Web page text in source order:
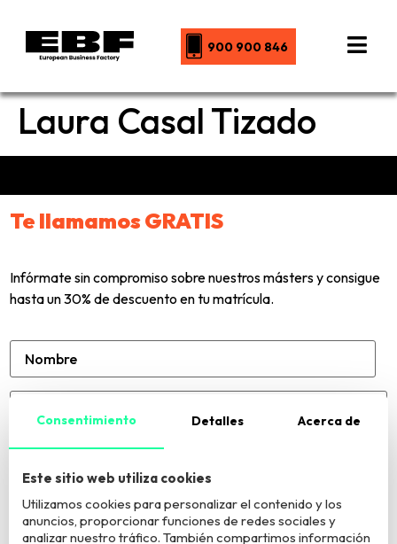
900 900 846
Laura Casal Tizado
Te llamamos GRATIS
Infórmate sin compromiso sobre nuestros másters y consigue
hasta un 30% de descuento en tu matrícula.
suprimir los datos y ejercer otros derechos según información adicional
Quiero estar informadx sobre vuestros programas y
Consentimiento Detalles Acerca de
Este sitio web utiliza cookies
Utilizamos cookies para personalizar el contenido y los
anuncios, proporcionar funciones de redes sociales y
analizar nuestro tráfico. También compartimos información